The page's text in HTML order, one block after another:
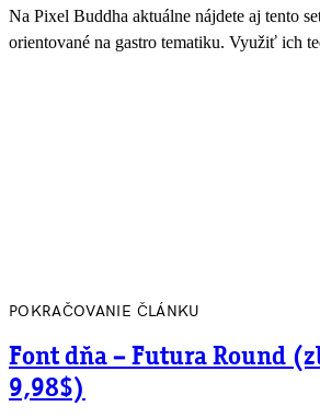
Na Pixel Buddha aktuálne nájdete aj tento
orientované na gastro tematiku. Využiť ich
POKRAČOVANIE ČLÁNKU
Font dňa – Futura Round
9,98$)